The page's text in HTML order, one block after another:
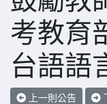
考教育
台語語
上一則公告